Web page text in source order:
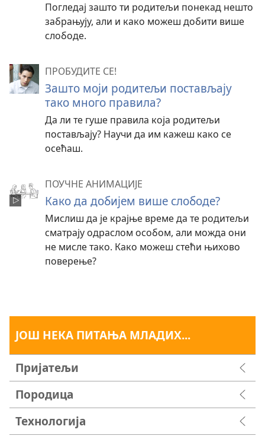
Погледај зашто ти родитељи понекад нешто
забрањују, али и како можеш добити више
слободе.
ПРОБУДИТЕ СЕ!
Зашто моји родитељи постављају
тако много правила?
Да ли те гуше правила која родитељи
постављају? Научи да им кажеш како се
осећаш.
ПОУЧНЕ АНИМАЦИЈЕ
Како да добијем више слободе?
Мислиш да је крајње време да те родитељи
сматрају одраслом особом, али можда они
не мисле тако. Како можеш стећи њихово
поверење?
ЈОШ НЕКА ПИТАЊА МЛАДИХ...
Пријатељи
Породица
Технологија